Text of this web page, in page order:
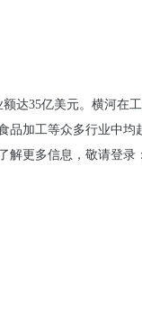
达35亿美元。横河在
品加工等众多行业中均
解更多信息，敬请登录：